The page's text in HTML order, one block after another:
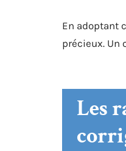
En adoptant
précieux. Un
Les